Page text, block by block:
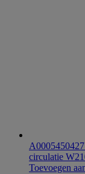
circulatie
Toevoegen